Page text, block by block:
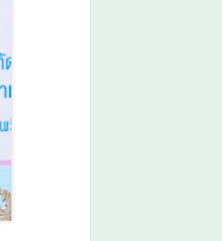
ลี - นางสาวรวินันท์ ฉ่ำ
เลขาธิการสำนักงาน
สินค้าเกษตรและอาหาร
กอช.) เปิดเผยว่า
ที่ 3–4 สิงหาคม 2569
มกอช.